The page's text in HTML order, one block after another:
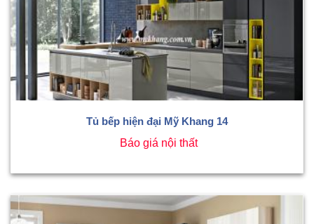
Tủ bếp hiện đại Mỹ Khang 14
Báo giá nội thất